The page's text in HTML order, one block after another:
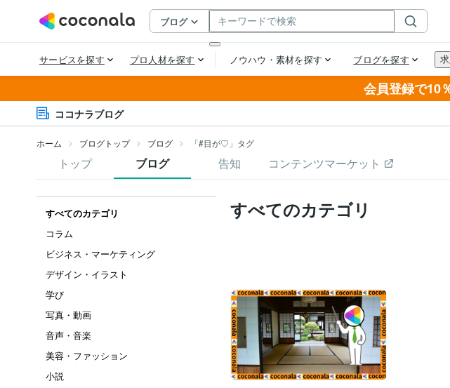
会員登録で10
ココナラブログ
ホーム ブログトップ ブログ 「#目が♡」タグ
トップ ブログ 告知 コンテンツマーケット
すべてのカテゴリ
コラム
ビジネス・マーケティング
デザイン・イラスト
学び
写真・動画
音声・音楽
美容・ファッション
小説
すべてのカテゴリ